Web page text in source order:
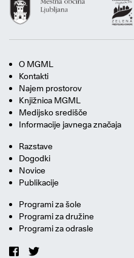
O MGML
Kontakti
Najem prostorov
Knjižnica MGML
Medijsko središče
Informacije javnega značaja
Razstave
Dogodki
Novice
Publikacije
Programi za šole
Programi za družine
Programi za odrasle